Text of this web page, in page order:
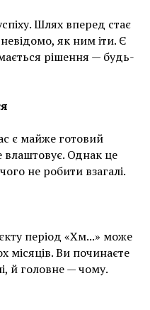
Шлях вперед стає
як ним іти. Є
рішення — будь-
є майже готовий
влаштовує. Однак це
не робити взагалі.
період «Хм...» може
місяців. Ви починаєте
й головне — чому.